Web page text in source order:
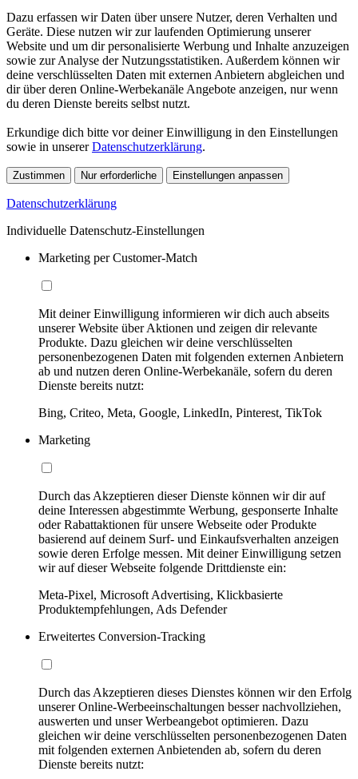
Dazu erfassen wir Daten über unsere Nutzer, deren Verhalten und
Geräte. Diese nutzen wir zur laufenden Optimierung unserer
Website und um dir personalisierte Werbung und Inhalte anzuzeigen
sowie zur Analyse der Nutzungsstatistiken. Außerdem können wir
deine verschlüsselten Daten mit externen Anbietern abgleichen und
dir über deren Online-Werbekanäle Angebote anzeigen, nur wenn
du deren Dienste bereits selbst nutzt.
Erkundige dich bitte vor deiner Einwilligung in den Einstellungen
sowie in unsererDatenschutzerklärung.
Zustimmen Nur erforderliche Einstellungen anpassen
Datenschutzerklärung
Individuelle Datenschutz-Einstellungen
Marketing per Customer-Match
Mit deiner Einwilligung informieren wir dich auch abseits
unserer Website über Aktionen und zeigen dir relevante
Produkte. Dazu gleichen wir deine verschlüsselten
personenbezogenen Daten mit folgenden externen Anbietern
ab und nutzen deren Online-Werbekanäle, sofern du deren
Dienste bereits nutzt:
Bing, Criteo, Meta, Google, LinkedIn, Pinterest, TikTok
Marketing
Durch das Akzeptieren dieser Dienste können wir dir auf
deine Interessen abgestimmte Werbung, gesponserte Inhalte
oder Rabattaktionen für unsere Webseite oder Produkte
basierend auf deinem Surf- und Einkaufsverhalten anzeigen
sowie deren Erfolge messen. Mit deiner Einwilligung setzen
wir auf dieser Webseite folgende Drittdienste ein:
Meta-Pixel, Microsoft Advertising, Klickbasierte
Produktempfehlungen, Ads Defender
Erweitertes Conversion-Tracking
Durch das Akzeptieren dieses Dienstes können wir den Erfolg
unserer Online-Werbeeinschaltungen besser nachvollziehen,
auswerten und unser Werbeangebot optimieren. Dazu
gleichen wir deine verschlüsselten personenbezogenen Daten
mit folgenden externen Anbietenden ab, sofern du deren
Dienste bereits nutzt: